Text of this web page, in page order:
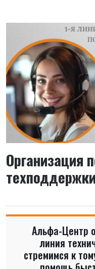
Организация
техподдержки
Альфа-Центр
линия
стремимся к